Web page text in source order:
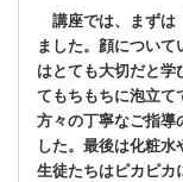
講座では、まずは
ました。顔につい
はとても大切だと学
てもちもちに泡立て
方々の丁寧なご指導
した。最後は化粧水
生徒たちはピカピカ